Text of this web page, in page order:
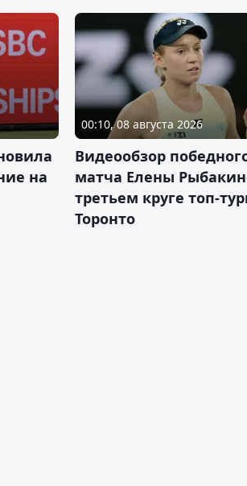
на
00:10, 08 августа 2026
Видеообзор
матча Елены
третьем круге топ-
Торонто